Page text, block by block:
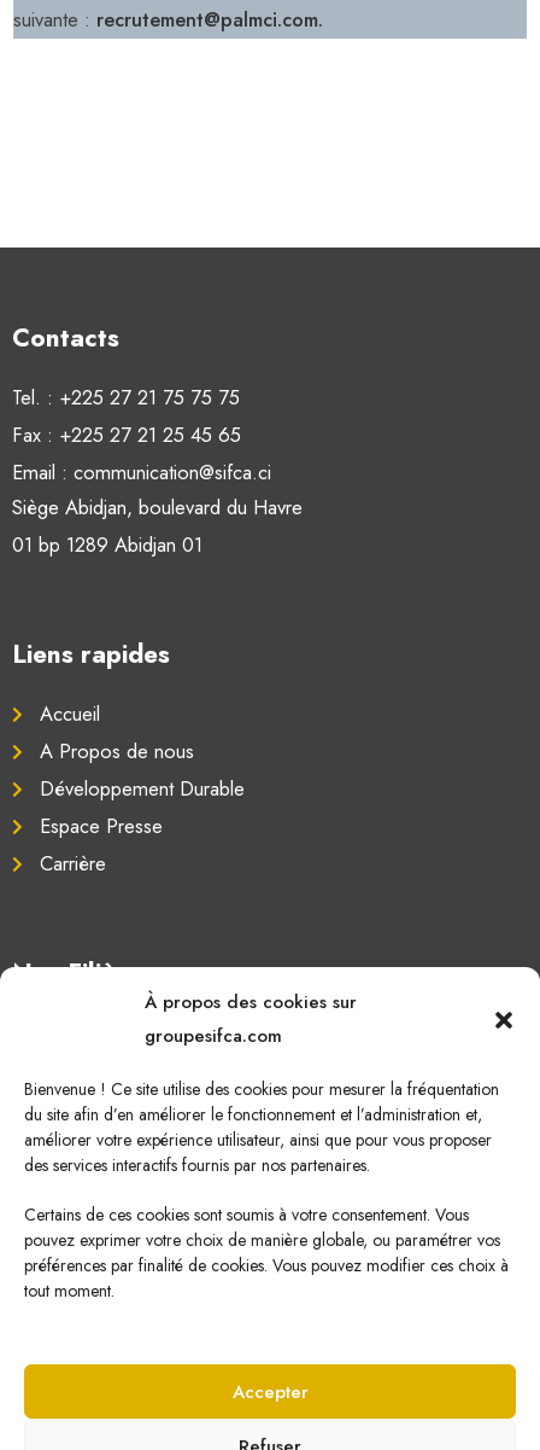
À propos des cookies sur
groupesifca.com
Bienvenue ! Ce site utilise des cookies pour mesurer la fréquentation
du site afin d’en améliorer le fonctionnement et l’administration et,
améliorer votre expérience utilisateur, ainsi que pour vous proposer
des services interactifs fournis par nos partenaires.
Certains de ces cookies sont soumis à votre consentement. Vous
pouvez exprimer votre choix de manière globale, ou paramétrer vos
préférences par finalité de cookies. Vous pouvez modifier ces choix à
tout moment.
Accepter
suivante : recrutement@palmci.com.
Contacts
Tel. : +225 27 21 75 75 75
Fax : +225 27 21 25 45 65
Email : communication@sifca.ci
Siège Abidjan, boulevard du Havre
01 bp 1289 Abidjan 01
Liens rapides
Accueil
A Propos de nous
Développement Durable
Espace Presse
Carrière
Nos Filières
Sucre de canne
Energie Renouvelable
Nous écrire